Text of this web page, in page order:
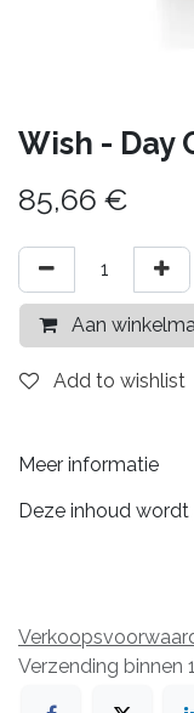
Wish - Day
85,66 €
Aan
Add to wishlist
Meer informatie
Deze inhoud
Verzending binnen